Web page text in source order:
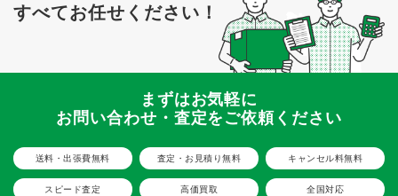
すべてお任せください！
まずはお気軽に
お問い合わせ・査定をご依頼ください
送料・出張費無料 査定・お見積り無料 キャンセル料無料
スピード査定 高価買取 全国対応